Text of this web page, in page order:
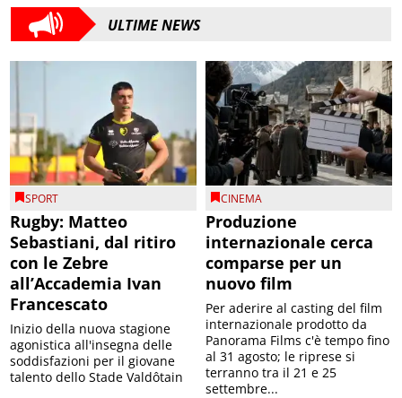
ULTIME NEWS
SPORT
Rugby: Matteo
Sebastiani, dal ritiro
con le Zebre
all’Accademia Ivan
Francescato
Inizio della nuova stagione
agonistica all'insegna delle
soddisfazioni per il giovane
talento dello Stade Valdôtain
CINEMA
Produzione
internazionale cerca
comparse per un
nuovo film
Per aderire al casting del film
internazionale prodotto da
Panorama Films c'è tempo fino
al 31 agosto; le riprese si
terranno tra il 21 e 25
settembre...